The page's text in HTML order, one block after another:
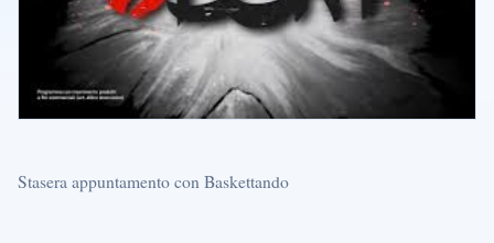
Stasera appuntamento con Baskettando